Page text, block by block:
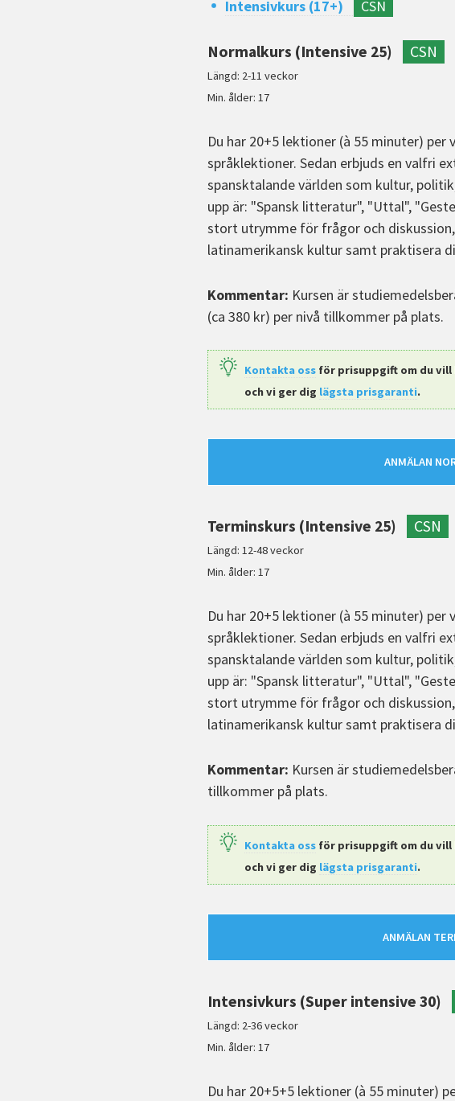
Intensivkurs (17+)
CSN
Normalkurs (Intensive 25) CSN
Längd: 2-11 veckor
Min. ålder: 17
Du har 20+5 lektioner (à 55 minuter) per
språklektioner. Sedan erbjuds en valfri
spansktalande världen som kultur,
upp är: "Spansk litteratur", "Uttal",
stort utrymme för frågor och
latinamerikansk kultur samt praktisera
Kommentar: Kursen är
(ca 380 kr) per nivå tillkommer på plats.
Kontakta oss för prisuppgift om du
och vi ger dig lägsta prisgaranti.
ANMÄLAN
Terminskurs (Intensive 25) CSN
Längd: 12-48 veckor
Min. ålder: 17
Du har 20+5 lektioner (à 55 minuter) per
språklektioner. Sedan erbjuds en valfri
spansktalande världen som kultur,
upp är: "Spansk litteratur", "Uttal",
stort utrymme för frågor och
latinamerikansk kultur samt praktisera
Kommentar: Kursen är
tillkommer på plats.
Kontakta oss för prisuppgift om du
och vi ger dig lägsta prisgaranti.
ANMÄLAN
Intensivkurs (Super intensive 30)
Längd: 2-36 veckor
Min. ålder: 17
Du har 20+5+5 lektioner (à 55 minuter)